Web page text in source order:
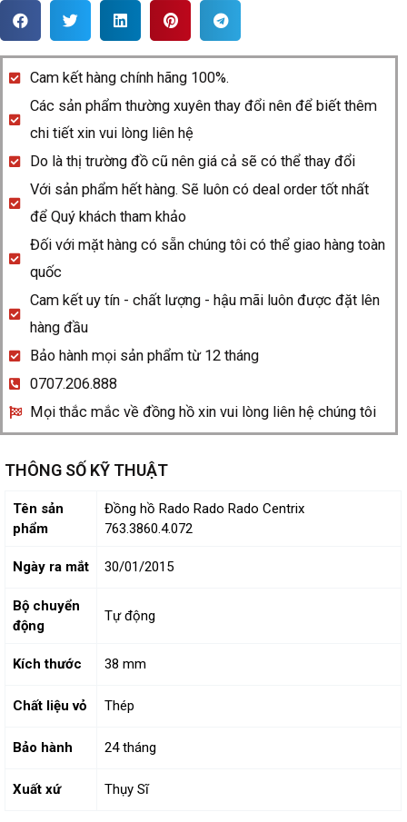
Rado
763.3860.4.072
quantity
Cam kết hàng chính hãng 100%.
Các sản phẩm thường xuyên thay đổi nên để biết thêm
chi tiết xin vui lòng liên hệ
Do là thị trường đồ cũ nên giá cả sẽ có thể thay đổi
Với sản phẩm hết hàng. Sẽ luôn có deal order tốt nhất
để Quý khách tham khảo
Đối với mặt hàng có sẵn chúng tôi có thể giao hàng toàn
quốc
Cam kết uy tín - chất lượng - hậu mãi luôn được đặt lên
hàng đầu
Bảo hành mọi sản phẩm từ 12 tháng
0707.206.888
Mọi thắc mắc về đồng hồ xin vui lòng liên hệ chúng tôi
THÔNG SỐ KỸ THUẬT
Tên sản
phẩm
Đồng hồ Rado Rado Rado Centrix
763.3860.4.072
Ngày ra mắt 30/01/2015
Bộ chuyển
động
Tự động
Kích thước 38 mm
Chất liệu vỏ Thép
Bảo hành 24 tháng
Xuất xứ Thụy Sĩ